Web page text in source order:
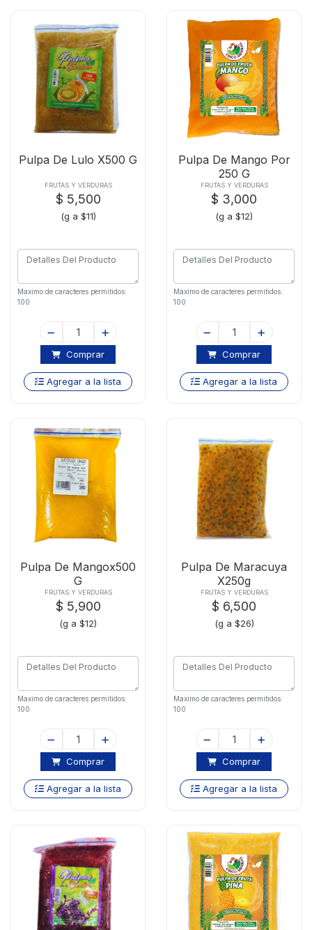
Pulpa De Lulo X500 G
FRUTAS Y VERDURAS
$ 5,500
(g a $11)
Maximo de caracteres permitidos:
100
Comprar
Agregar a la lista
Pulpa De Mango Por
250 G
FRUTAS Y VERDURAS
$ 3,000
(g a $12)
Maximo de caracteres permitidos:
100
Comprar
Agregar a la lista
Pulpa De Mangox500
G
FRUTAS Y VERDURAS
$ 5,900
(g a $12)
Maximo de caracteres permitidos:
100
Comprar
Agregar a la lista
Pulpa De Maracuya
X250g
FRUTAS Y VERDURAS
$ 6,500
(g a $26)
Maximo de caracteres permitidos:
100
Comprar
Agregar a la lista